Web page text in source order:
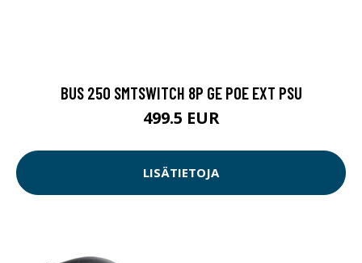
BUS 250 SMTSWITCH 8P GE POE EXT PSU
499.5 EUR
LISÄTIETOJA